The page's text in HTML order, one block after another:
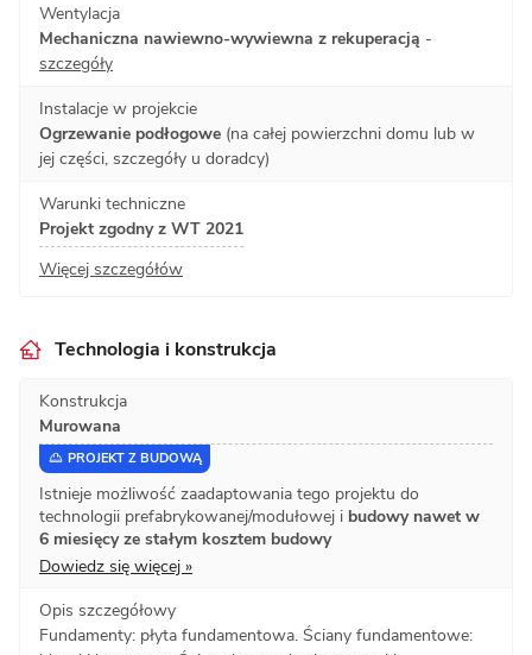
Wentylacja
Mechaniczna nawiewno-wywiewna z rekuperacją -
szczegóły
Instalacje w projekcie
Ogrzewanie podłogowe (na całej powierzchni domu lub w
jej części, szczegóły u doradcy)
Warunki techniczne
Projekt zgodny z WT 2021
Więcej szczegółów
Technologia i konstrukcja
Konstrukcja
Murowana
PROJEKT Z BUDOWĄ
Istnieje możliwość zaadaptowania tego projektu do
technologii prefabrykowanej/modułowej i budowy nawet w
6 miesięcy ze stałym kosztem budowy
Dowiedz się więcej »
Opis szczegółowy
Fundamenty: płyta fundamentowa. Ściany fundamentowe: